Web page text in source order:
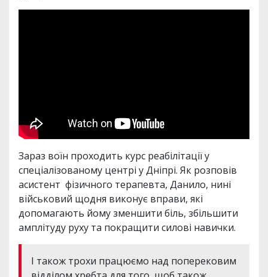
Зараз воїн проходить курс реабілітації у
спеціалізованому центрі у Дніпрі. Як розповів
асистент фізичного терапевта, Данило, нині
військовий щодня виконує вправи, які
допомагають йому зменшити біль, збільшити
амплітуду руху та покращити силові навички.
І також трохи працюємо над поперековим